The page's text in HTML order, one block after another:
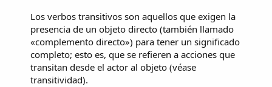
Los verbos transitivos son aquellos que exigen la
presencia de un objeto directo (también llamado
«complemento directo») para tener un significado
completo; esto es, que se refieren a acciones que
transitan desde el actor al objeto (véase
transitividad).